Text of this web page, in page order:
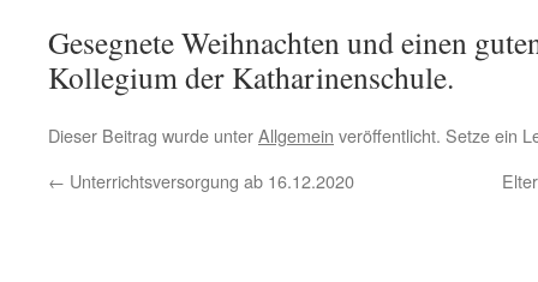
Gesegnete Weihnachten und einen
Kollegium der Katharinenschule.
Dieser Beitrag wurde unterAllgemein veröffentlicht. Setze ein
← Unterrichtsversorgung ab 16.12.2020